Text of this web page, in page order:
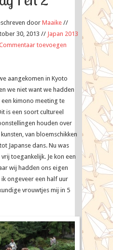
door Maaike //
30, 2013 // Japan 2013
toevoegen
aangekomen in Kyoto
we niet want we hadden
kimono meeting te
is een soort cultureel
houden over
van bloemschikken
tot Japanse dans. Nu was
toegankelijk. Je kon een
wij hadden ons eigen
ongeveer een half uur
vrouwtjes mij in 5